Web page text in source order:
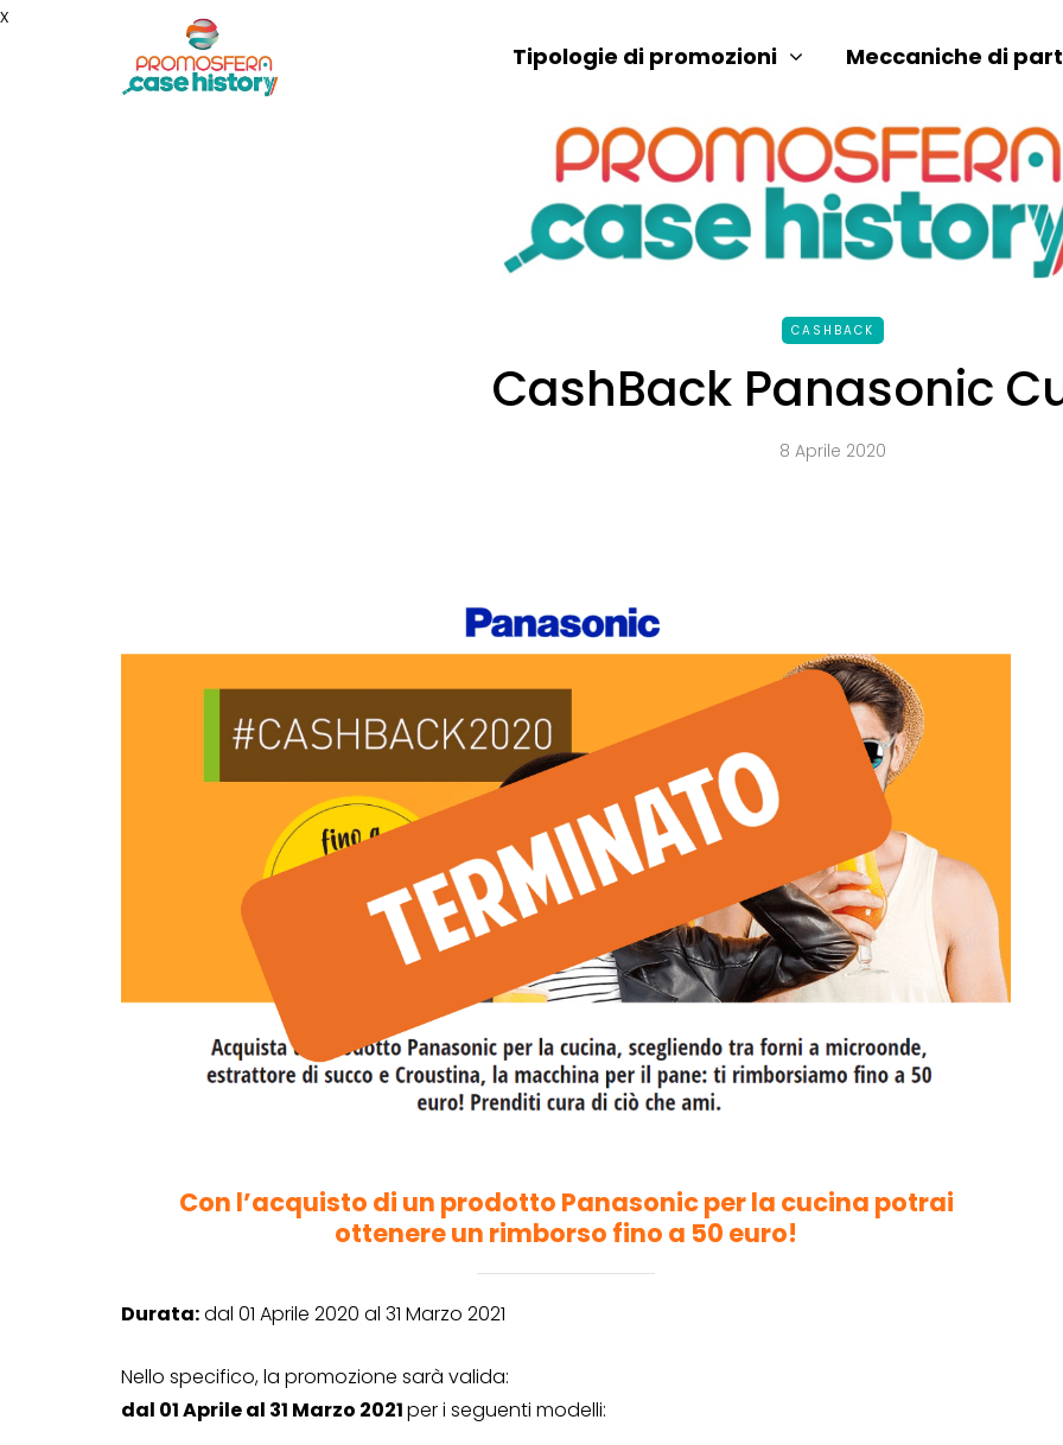
x
Tipologie di promozioni Meccaniche di
CASHBACK
CashBack Panasonic
8 Aprile 2020
Con l’acquisto di un prodotto Panasonic per la cucina potrai
ottenere un rimborso fino a 50 euro!
Durata:dal 01 Aprile 2020 al 31 Marzo 2021
Nello specifico, la promozione sarà valida:
dal 01 Aprile al 31 Marzo 2021per i seguenti modelli: